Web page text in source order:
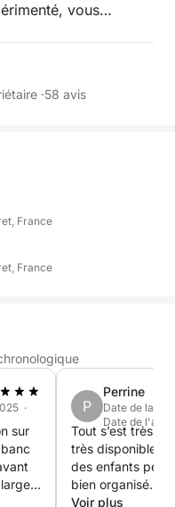
vous
plus emblématiques
Ce site protégé
paisible au cœur
le passage devant
voyage permet
entre plages
pinèdes bordant
ceux qui
détente et
environnements
·58 avis
France
France
·
sur
P
Perrine
Date de la
Date de
Tout s’est très
très disponible ,
des enfants
bien organisé.
services d’Adrien
Voir plus